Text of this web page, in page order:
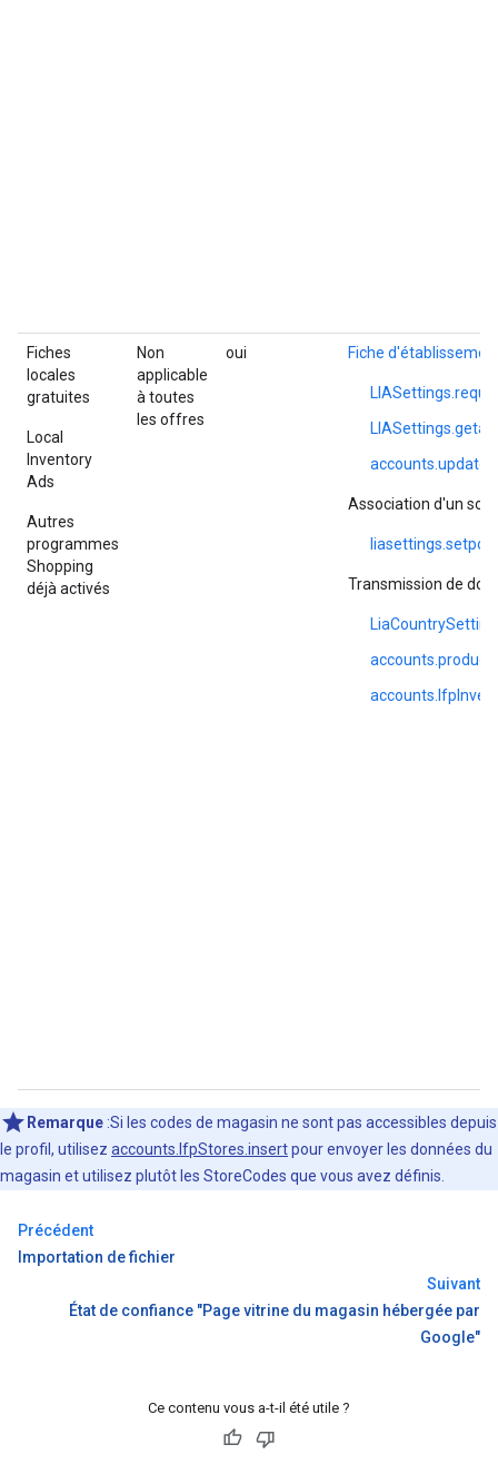
Fiches
locales
gratuites
Local
Inventory
Ads
Autres
programmes
Shopping
déjà activés
Non
applicable
à toutes
les offres
oui Fiche
accounts.update
Association d'un
Transmission de
Remarque :Si les codes de magasin ne sont pas accessibles depuis
le profil, utilisez accounts.lfpStores.insertpour envoyer les données du
magasin et utilisez plutôt les StoreCodes que vous avez définis.
Précédent
Importation de fichier
Suivant
État de confiance "Page vitrine du magasin hébergée par
Google"
Ce contenu vous a-t-il été utile ?